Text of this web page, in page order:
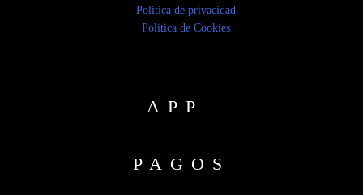
Politica de privacidad
Politica de Cookies
APP
PAGOS